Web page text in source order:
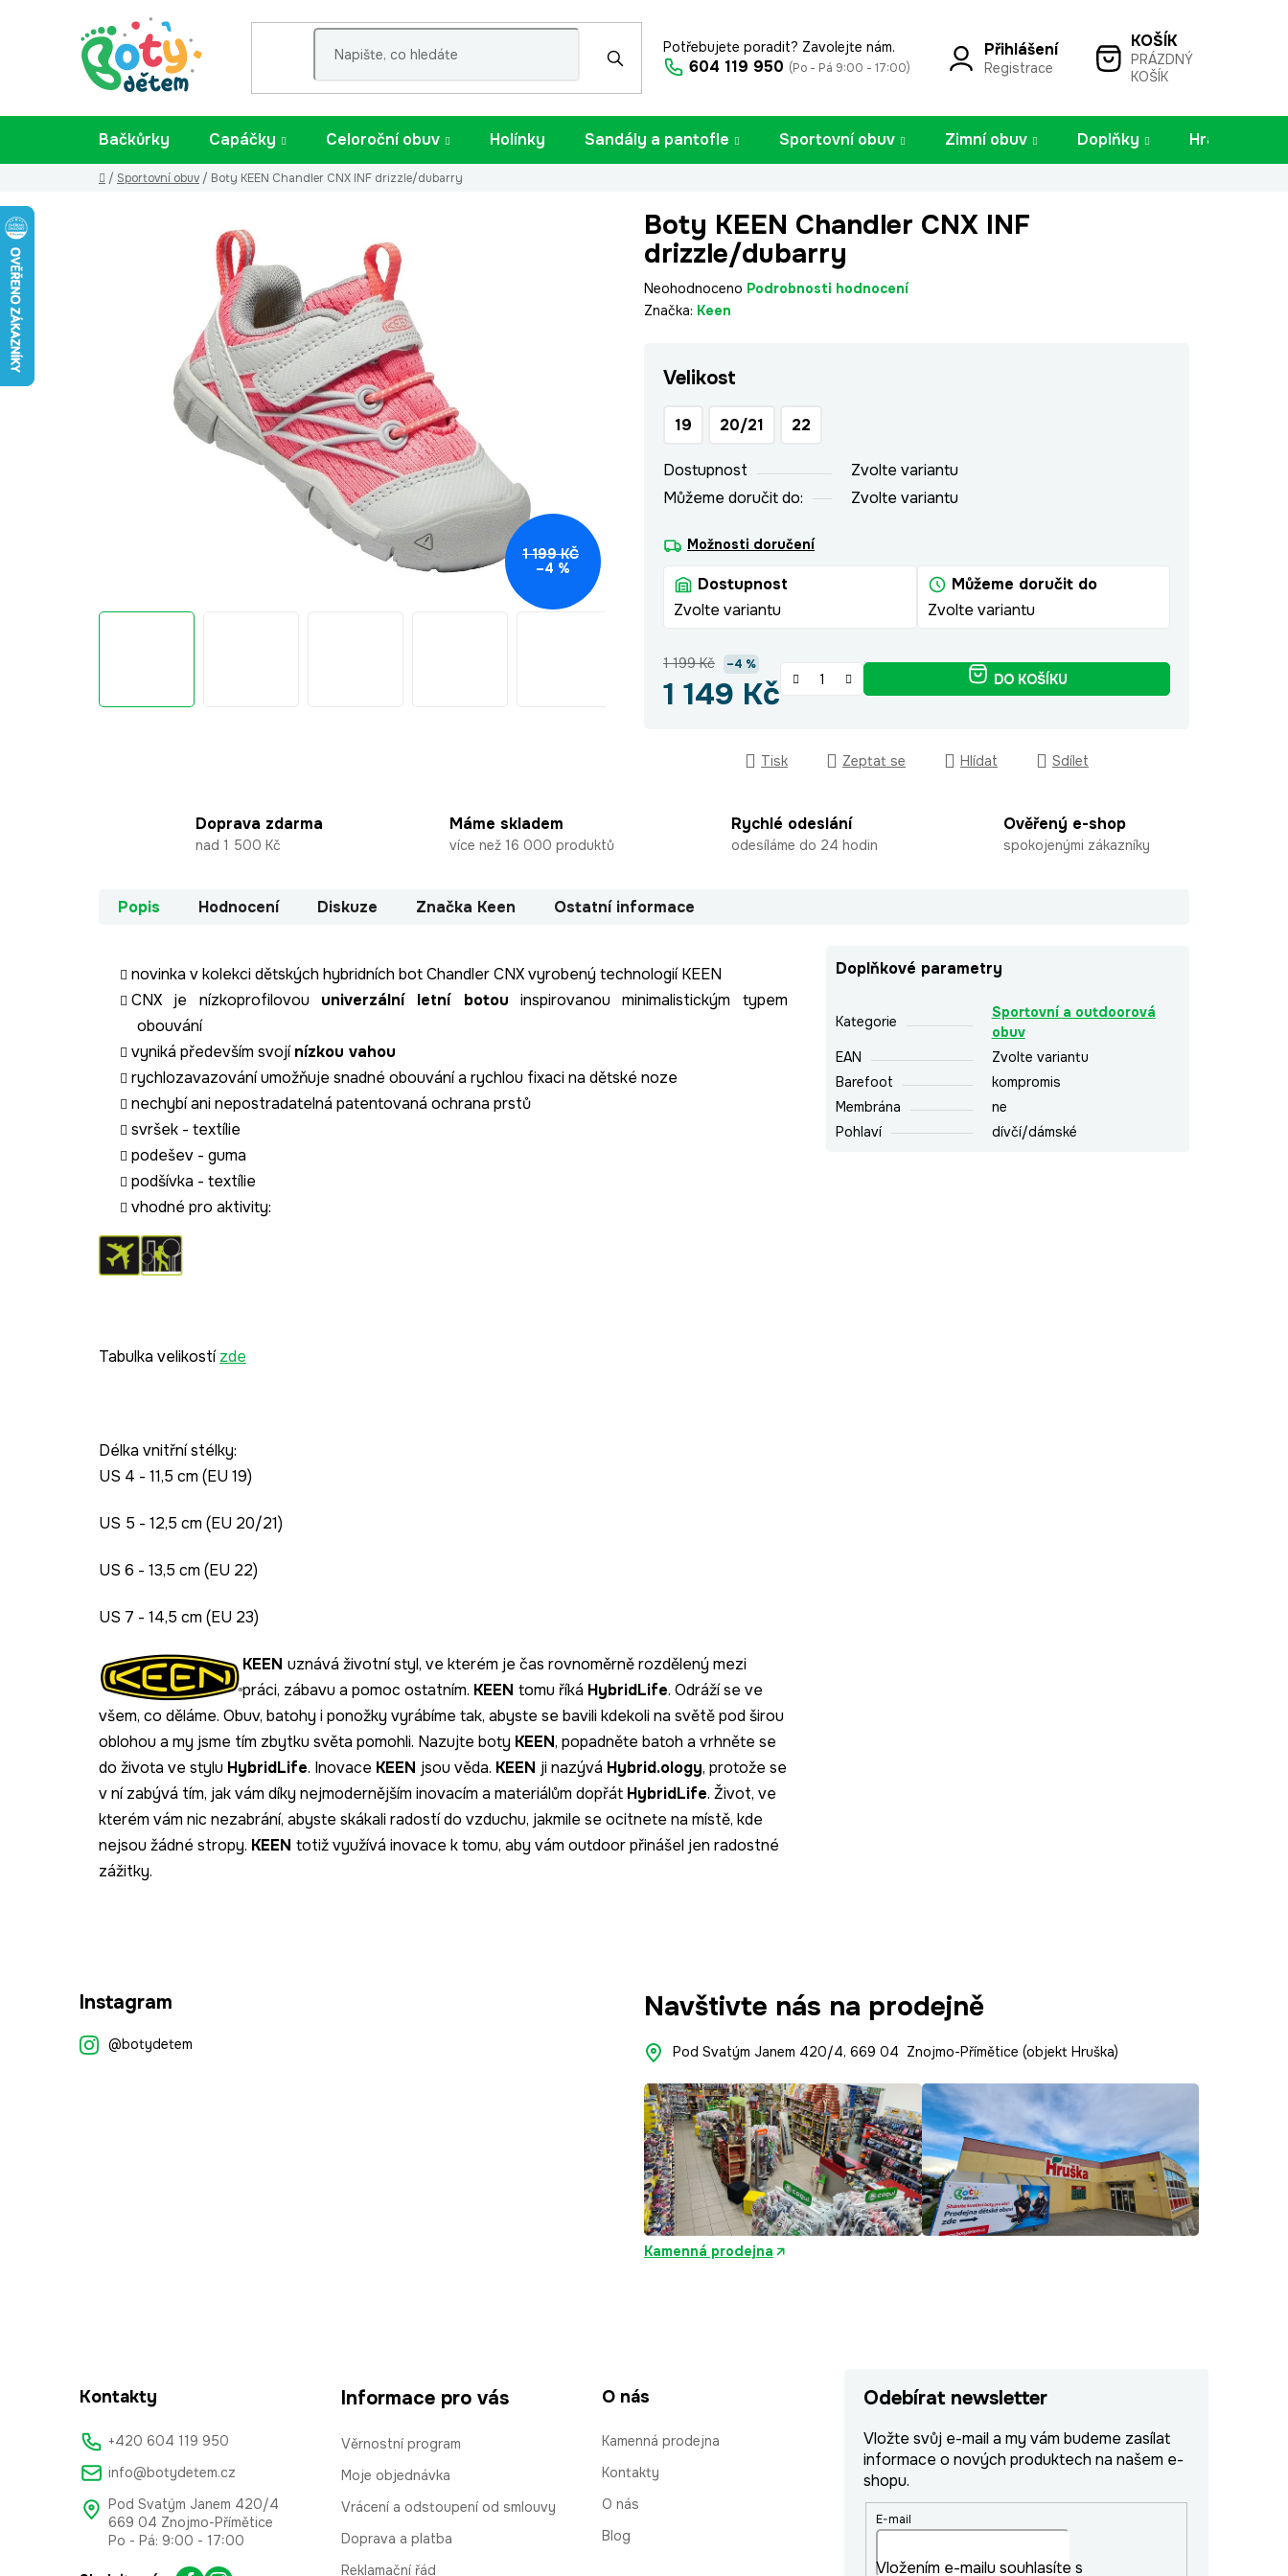
Potřebujete poradit? Zavolejte nám.
604 119 950 (Po - Pá 9:00 - 17:00)
Přihlášení
Registrace
NÁKUPNÍ
KOŠÍK
PRÁZDNÝ
KOŠÍK
Bačkůrky Capáčky Celoroční obuv Holínky Sandály a pantofle Sportovní obuv Zimní obuv Doplňky Hračky
Domů
/ Sportovní obuv / Boty KEEN Chandler CNX INF drizzle/dubarry
Boty KEEN Chandler CNX INF
drizzle/dubarry
Průměrné
hodnocení
0,0
Neohodnoceno Podrobnosti hodnocení
Značka: Keen
Velikost
19 20/21 22
Dostupnost
Zvolte variantu
Můžeme doručit do:
Zvolte variantu
Možnosti doručení
Dostupnost
Zvolte variantu
Můžeme doručit do
Zvolte variantu
1 199 Kč –4 %
1 149 Kč DO KOŠÍKU
Tisk Zeptat se Hlídat Sdílet
1 199 KČ
–4 %
Doprava zdarma
nad 1 500 Kč
Máme skladem
více než 16 000 produktů
Rychlé odeslání
odesíláme do 24 hodin
Ověřený e-shop
spokojenými zákazníky
Popis Hodnocení Diskuze Značka Keen Ostatní informace
novinka v kolekci dětských hybridních bot Chandler CNX vyrobený technologií KEEN
CNX je nízkoprofilovou univerzální letní botou inspirovanou minimalistickým typem
obouvání
vyniká především svojínízkou vahou
rychlozavazování umožňuje snadné obouvání a rychlou fixaci na dětské noze
nechybí ani nepostradatelná patentovaná ochrana prstů
svršek - textílie
podešev - guma
podšívka - textílie
vhodné pro aktivity:
Tabulka velikostízde
Délka vnitřní stélky:
US 4 - 11,5 cm (EU 19)
US 5 - 12,5 cm (EU 20/21)
US 6 - 13,5 cm (EU 22)
US 7 - 14,5 cm (EU 23)
KEEN uznává životní styl, ve kterém je čas rovnoměrně rozdělený mezi
práci, zábavu a pomoc ostatním. KEEN tomu říká HybridLife. Odráží se ve
všem, co děláme. Obuv, batohy i ponožky vyrábíme tak, abyste se bavili kdekoli na světě pod širou
oblohou a my jsme tím zbytku světa pomohli. Nazujte boty KEEN, popadněte batoh a vrhněte se
do života ve stylu HybridLife. Inovace KEEN jsou věda. KEEN ji nazývá Hybrid.ology, protože se
v ní zabývá tím, jak vám díky nejmodernějším inovacím a materiálům dopřát HybridLife. Život, ve
kterém vám nic nezabrání, abyste skákali radostí do vzduchu, jakmile se ocitnete na místě, kde
nejsou žádné stropy. KEEN totiž využívá inovace k tomu, aby vám outdoor přinášel jen radostné
zážitky.
Doplňkové parametry
Kategorie
Sportovní a outdoorová
obuv
EAN
Zvolte variantu
Barefoot
kompromis
Membrána
ne
Pohlaví
dívčí/dámské
Instagram
@botydetem
Navštivte nás na prodejně
Pod Svatým Janem 420/4, 669 04 Znojmo-Přímětice (objekt Hruška)
Kamenná prodejna
Kontakty
+420 604 119 950
info@botydetem.cz
Pod Svatým Janem 420/4
669 04 Znojmo-Přímětice
Po - Pá: 9:00 - 17:00
Informace pro vás
Věrnostní program
Moje objednávka
Vrácení a odstoupení od smlouvy
Doprava a platba
Reklamační řád
O nás
Kamenná prodejna
Kontakty
O nás
Blog
Odebírat newsletter
Vložte svůj e-mail a my vám budeme zasílat
informace o nových produktech na našem e-
shopu.
E-mail
Vložením e-mailu souhlasíte s